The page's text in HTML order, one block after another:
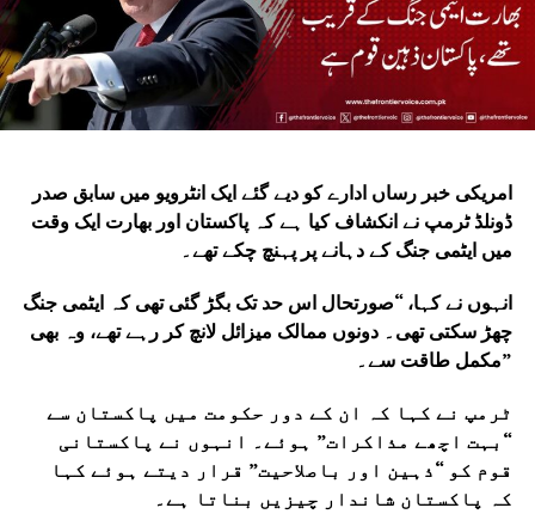
امریکی خبر رساں ادارے کو دیے گئے ایک انٹرویو میں سابق صدر
ڈونلڈ ٹرمپ نے انکشاف کیا ہے کہ پاکستان اور بھارت ایک وقت
میں ایٹمی جنگ کے دہانے پر پہنچ چکے تھے۔
انہوں نے کہا، “صورتحال اس حد تک بگڑ گئی تھی کہ ایٹمی جنگ
چھڑ سکتی تھی۔ دونوں ممالک میزائل لانچ کر رہے تھے، وہ بھی
مکمل طاقت سے۔”
ٹرمپ نے کہا کہ ان کے دور حکومت میں پاکستان سے
“بہت اچھے مذاکرات” ہوئے۔ انہوں نے پاکستانی
قوم کو “ذہین اور باصلاحیت” قرار دیتے ہوئے کہا
کہ پاکستان شاندار چیزیں بناتا ہے۔